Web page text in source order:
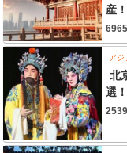
産！
アジ
北
選